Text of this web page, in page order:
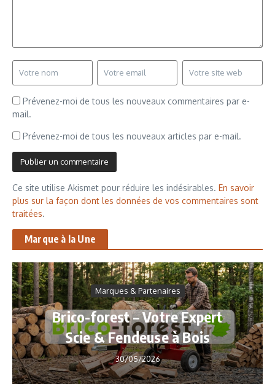
Prévenez-moi de tous les nouveaux commentaires par e-
mail.
Prévenez-moi de tous les nouveaux articles par e-mail.
Ce site utilise Akismet pour réduire les indésirables. En savoir
plus sur la façon dont les données de vos commentaires sont
traitées.
Marque à la Une
Marques & Partenaires
Brico-forest – Votre Expert
Scie & Fendeuse à Bois
30/05/2026